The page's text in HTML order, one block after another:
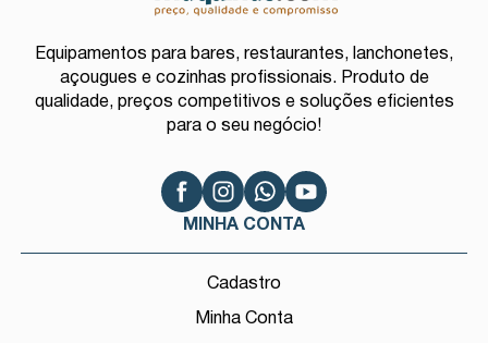
Equipamentos para bares, restaurantes, lanchonetes,
açougues e cozinhas profissionais. Produto de
qualidade, preços competitivos e soluções eficientes
para o seu negócio!
MINHA CONTA
Cadastro
Minha Conta